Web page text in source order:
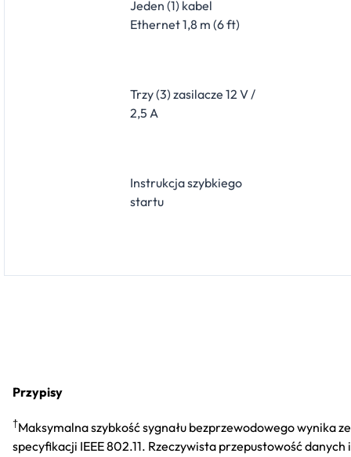
Jeden (1) kabel
Ethernet 1,8 m (6 ft)
Trzy (3) zasilacze 12 V /
2,5 A
Instrukcja szybkiego
startu
Przypisy
†Maksymalna szybkość sygnału bezprzewodowego wynika ze
specyfikacji IEEE 802.11. Rzeczywista przepustowość danych i